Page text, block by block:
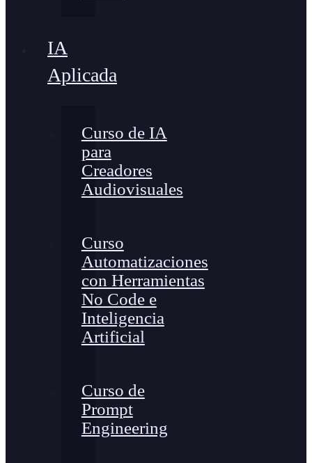
IA
Aplicada
Curso de IA
para
Creadores
Audiovisuales
Curso
Automatizaciones
con Herramientas
No Code e
Inteligencia
Artificial
Curso de
Prompt
Engineering